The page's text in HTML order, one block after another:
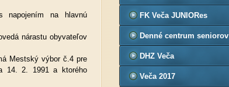
napojením na hlavnú
nárastu obyvateľov
Mestský výbor č.4 pre
14. 2. 1991 a ktorého
farnosť Veča
FK Veča JUNIORes
Denné centrum seniorov
č.3
DHZ Veča
Veča 2017